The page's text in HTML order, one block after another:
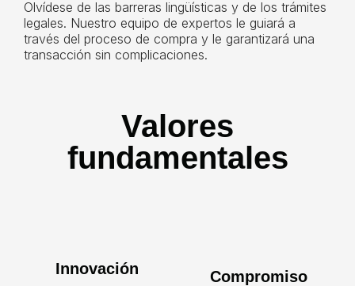
Olvídese de las barreras lingüísticas y de los trámites
legales. Nuestro equipo de expertos le guiará a
través del proceso de compra y le garantizará una
transacción sin complicaciones.
Valores
fundamentales
Innovación Compromiso